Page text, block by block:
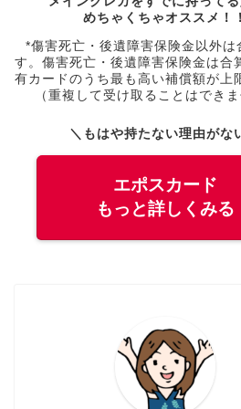
めちゃくちゃオススメ！！
*傷害死亡・後遺障害保険金以外は
す。傷害死亡・後遺障害保険金は合
有カードのうち最も高い補償額が上
（重複して受け取ることはできま
＼もはや持たない理由がな
エポスカード
もっと詳しくみる